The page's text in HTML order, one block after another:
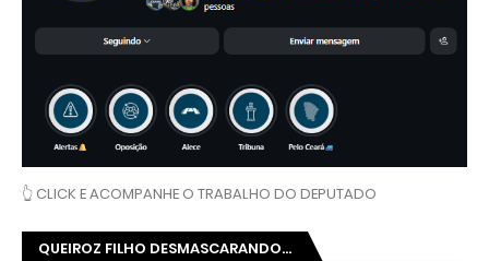
👆 CLICK E ACOMPANHE O TRABALHO DO DEPUTADO
QUEIROZ FILHO DESMASCARANDO...